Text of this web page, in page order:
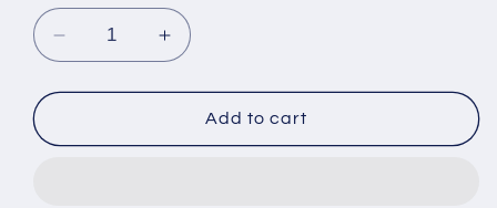
Decrease
quantity
for
1,2
Increase
quantity
for
Wmd
1,2
Add to cart